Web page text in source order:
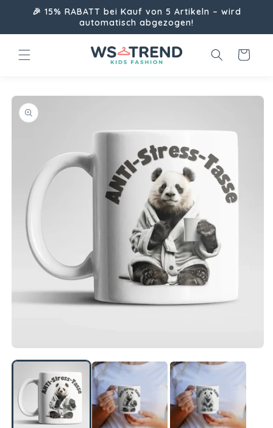
zum🎉 15% RABATT bei Kauf von 5 Artikeln – wird
automatisch abgezogen!
Warenkorb
1
Modal
öffnen